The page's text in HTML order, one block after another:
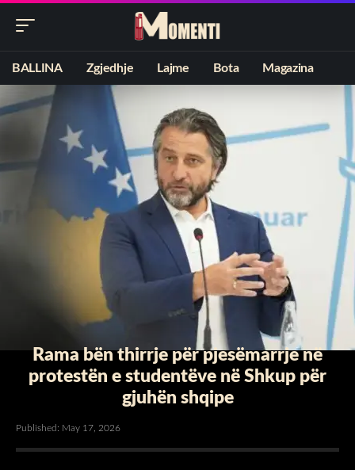
BALLINA Zgjedhje Lajme Bota Magazina
Rama bën thirrje për pjesëmarrje në
protestën e studentëve në Shkup për
gjuhën shqipe
Published: May 17, 2026